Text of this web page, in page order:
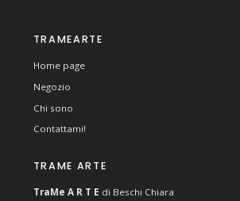
TRAMEARTE
Home page
Negozio
Chi sono
Contattami!
TRAME ARTE
TraMe A R T E di Beschi Chiara